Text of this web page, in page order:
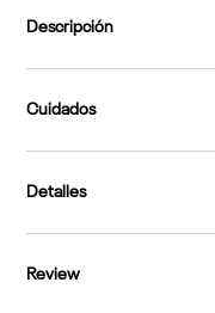
Descripción
Cuidados
Detalles
Review